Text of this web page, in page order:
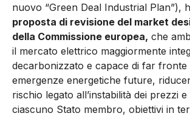
nuovo “Green Deal Industrial Plan”),
proposta di revisione del market
della Commissione europea, che
il mercato elettrico maggiormente
decarbonizzato e capace di far fronte
emergenze energetiche future,
rischio legato all’instabilità dei prezzi
ciascuno Stato membro, obiettivi in